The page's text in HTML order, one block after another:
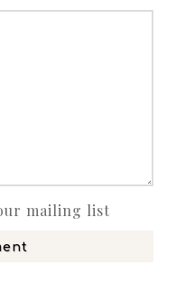
mailing list